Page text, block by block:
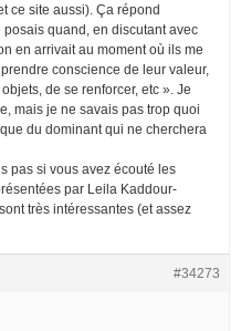
ce site aussi). Ça répond
quand, en discutant avec
en arrivait au moment où ils me
conscience de leur valeur,
de se renforcer, etc ». Je
mais je ne savais pas trop quoi
du dominant qui ne cherchera
pas si vous avez écouté les
par Leila Kaddour-
très intéressantes (et assez
#34273